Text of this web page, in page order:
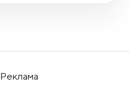
Реклама